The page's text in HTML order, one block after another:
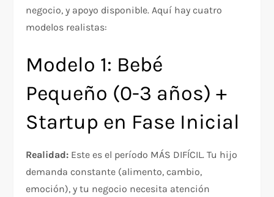
negocio, y apoyo disponible. Aquí hay cuatro
modelos realistas:
Modelo 1: Bebé
Pequeño (0-3 años) +
Startup en Fase Inicial
Realidad: Este es el período MÁS DIFÍCIL. Tu hijo
demanda constante (alimento, cambio,
emoción), y tu negocio necesita atención